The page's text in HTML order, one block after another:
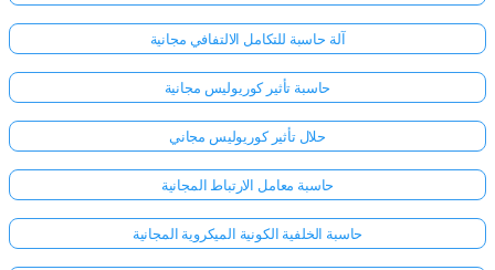
آلة حاسبة للتكامل الالتفافي مجانية
حاسبة تأثير كوريوليس مجانية
حلال تأثير كوريوليس مجاني
حاسبة معامل الارتباط المجانية
حاسبة الخلفية الكونية الميكروية المجانية